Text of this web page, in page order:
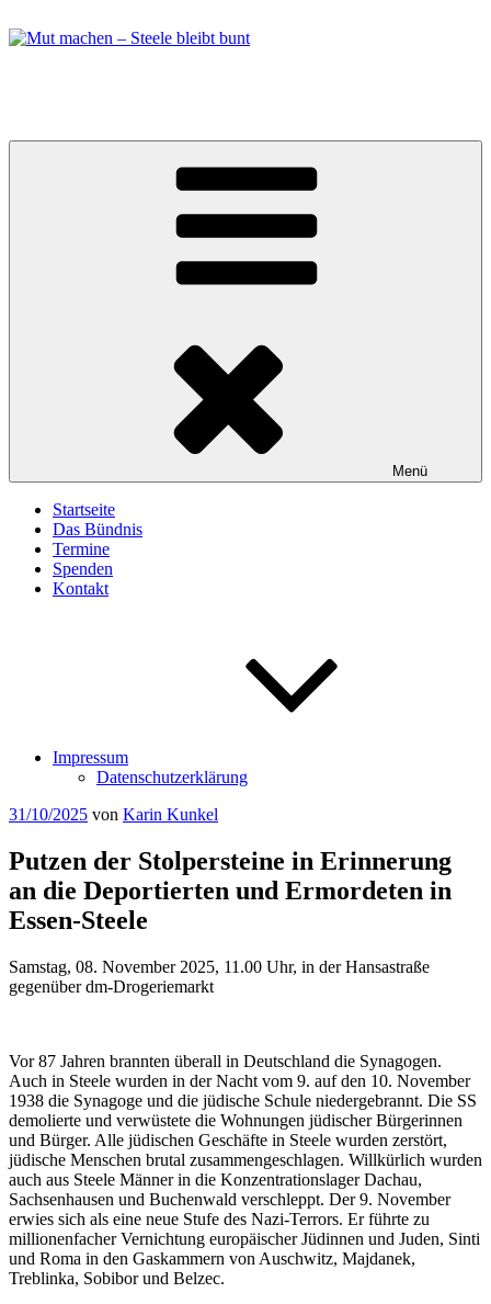
Inhalt
Menü
Startseite
Das Bündnis
Termine
Spenden
Kontakt
Impressum
Datenschutzerklärung
Veröffentlicht
31/10/2025 von Karin Kunkel
Putzen der Stolpersteine in Erinnerung
an die Deportierten und Ermordeten in
Essen-Steele
Samstag, 08. November 2025, 11.00 Uhr, in der Hansastraße
gegenüber dm-Drogeriemarkt
Vor 87 Jahren brannten überall in Deutschland die Synagogen.
Auch in Steele wurden in der Nacht vom 9. auf den 10. November
1938 die Synagoge und die jüdische Schule niedergebrannt. Die SS
demolierte und verwüstete die Wohnungen jüdischer Bürgerinnen
und Bürger. Alle jüdischen Geschäfte in Steele wurden zerstört,
jüdische Menschen brutal zusammengeschlagen. Willkürlich wurden
auch aus Steele Männer in die Konzentrationslager Dachau,
Sachsenhausen und Buchenwald verschleppt. Der 9. November
erwies sich als eine neue Stufe des Nazi-Terrors. Er führte zu
millionenfacher Vernichtung europäischer Jüdinnen und Juden, Sinti
und Roma in den Gaskammern von Auschwitz, Majdanek,
Treblinka, Sobibor und Belzec.